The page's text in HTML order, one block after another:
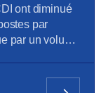
au sein […]
ont diminué
par
par un volume
[…]